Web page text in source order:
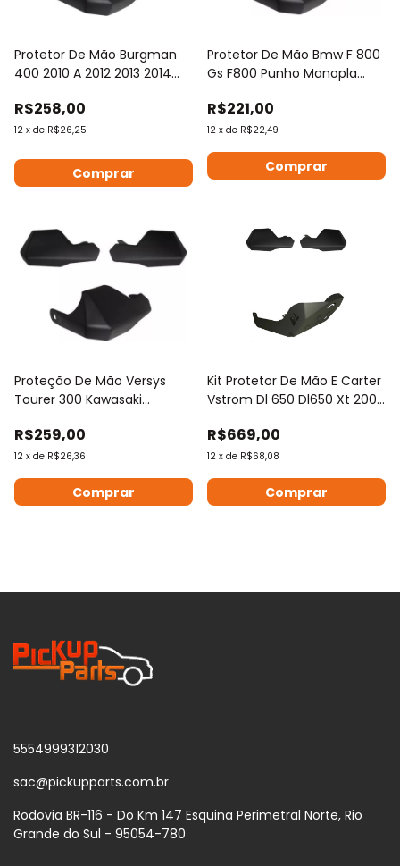
Protetor De Mão Burgman
400 2010 A 2012 2013 2014
R$258,00
12 x de R$26,25
Protetor De Mão Bmw F 800
Gs F800 Punho Manopla
R$221,00
12 x de R$22,49
Proteção De Mão Versys
Tourer 300 Kawasaki
R$259,00
12 x de R$26,36
Kit Protetor De Mão E Carter
Vstrom Dl 650 Dl650 Xt 2007
R$669,00
12 x de R$68,08
5554999312030
sac@pickupparts.com.br
Rodovia BR-116 - Do Km 147 Esquina Perimetral Norte, Rio
Grande do Sul - 95054-780